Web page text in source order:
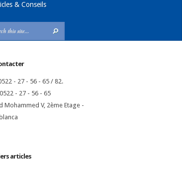
& Conseils
- 27 - 56 - 65 / 82.
- 27 - 56 - 65
Mohammed V, 2ème Etage -
articles